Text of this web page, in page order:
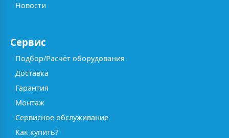
Новости
Сервис
Подбор/Расчёт оборудования
Доставка
Гарантия
Монтаж
Сервисное обслуживание
Как купить?